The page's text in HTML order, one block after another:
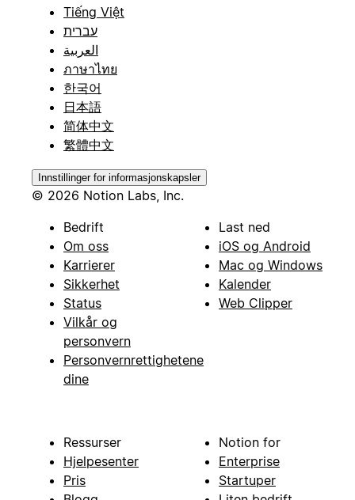
Tiếng Việt
עברית
العربية
ภาษาไทย
한국어
日本語
简体中文
繁體中文
Innstillinger for informasjonskapsler
© 2026 Notion Labs, Inc.
Bedrift
Om oss
Karrierer
Sikkerhet
Status
Vilkår og
personvern
Personvernrettighetene
dine
Last ned
iOS og Android
Mac og Windows
Kalender
Web Clipper
Ressurser
Hjelpesenter
Pris
Notion for
Enterprise
Startuper